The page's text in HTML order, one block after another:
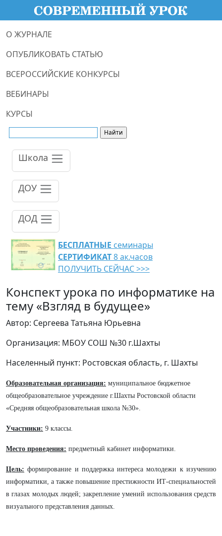
О ЖУРНАЛЕ
ОПУБЛИКОВАТЬ СТАТЬЮ
ВСЕРОССИЙСКИЕ КОНКУРСЫ
ВЕБИНАРЫ
КУРСЫ
Школа
ДОУ
ДОД
БЕСПЛАТНЫЕ семинары
СЕРТИФИКАТ8 ак.часов
ПОЛУЧИТЬ СЕЙЧАС >>>
Конспект урока по информатике на
тему «Взгляд в будущее»
Автор: Сергеева Татьяна Юрьевна
Организация: МБОУ СОШ №30 г.Шахты
Населенный пункт: Ростовская область, г. Шахты
Образовательная организация: муниципальное бюджетное
общеобразовательное учреждение г.Шахты Ростовской области
«Средняя общеобразовательная школа №30».
Участники: 9 классы.
Место проведения: предметный кабинет информатики.
Цель: формирование и поддержка интереса молодежи к изучению
информатики, а также повышение престижности ИТ-специальностей
в глазах молодых людей; закрепление умений использования средств
визуального представления данных.